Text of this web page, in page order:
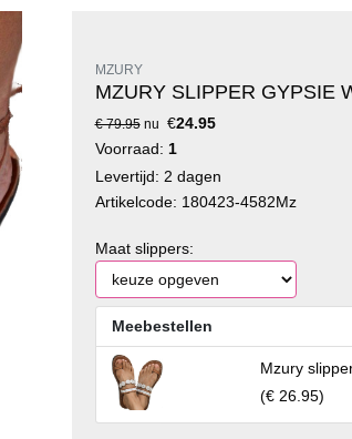
MZURY
MZURY SLIPPER GYPSIE
€ 79.95nu €24.95
Voorraad: 1
Levertijd: 2 dagen
Artikelcode: 180423-4582Mz
Maat slippers:
Meebestellen
Mzury
(€ 26.95)